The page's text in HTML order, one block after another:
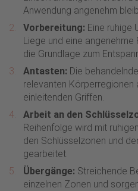
Anwendung angenehm
Vorbereitung: Eine ruhige
Liege und eine
die Grundlage zum
Antasten: Die
relevanten Körperregionen
einleitenden Griffen.
Arbeit an den
Reihenfolge wird mit
den Schlüsselzonen und
gearbeitet.
Übergänge: Streichende
einzelnen Zonen und